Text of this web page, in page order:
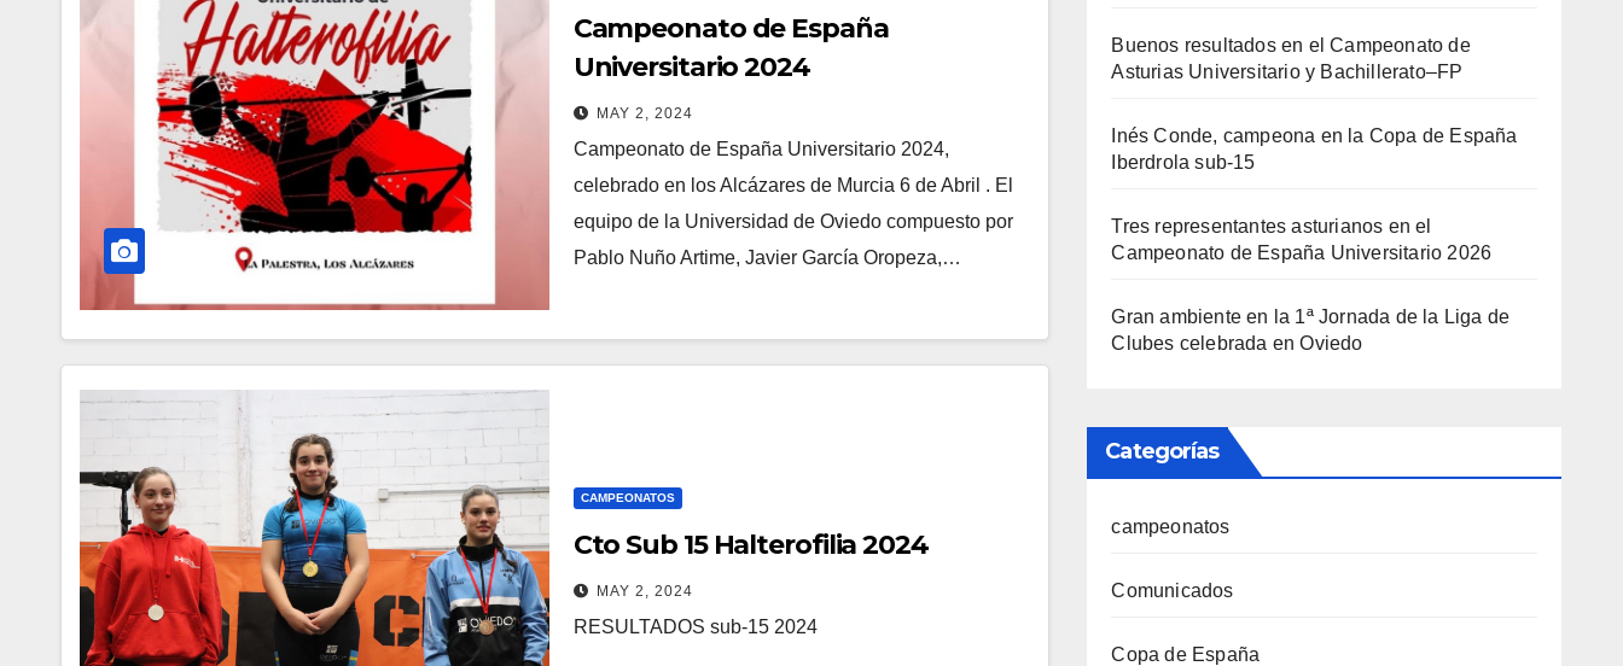
Campeonato de España
Universitario 2024
MAY 2, 2024
Campeonato de España Universitario 2024,
celebrado en los Alcázares de Murcia 6 de Abril . El
equipo de la Universidad de Oviedo compuesto por
Pablo Nuño Artime, Javier García Oropeza,…
CAMPEONATOS
Cto Sub 15 Halterofilia 2024
MAY 2, 2024
RESULTADOS sub-15 2024
Buenos resultados en el Campeonato de
Asturias Universitario y Bachillerato–FP
Inés Conde, campeona en la Copa de España
Iberdrola sub-15
Tres representantes asturianos en el
Campeonato de España Universitario 2026
Gran ambiente en la 1ª Jornada de la Liga de
Clubes celebrada en Oviedo
Categorías
campeonatos
Comunicados
Copa de España